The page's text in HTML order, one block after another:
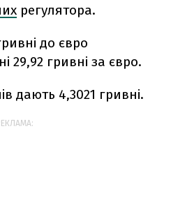
регулятора.
до євро
29,92 гривні за євро.
дають 4,3021 гривні.